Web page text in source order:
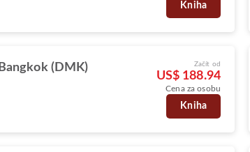
Kniha
Bangkok (DMK) Začít od
US$ 188.94
Cena za osobu
Kniha